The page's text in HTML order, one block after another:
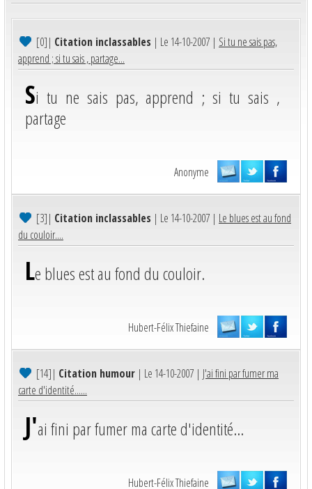
[0]| Citation inclassables | Le 14-10-2007 | Si tu ne sais pas,
apprend ; si tu sais , partage...
Si tu ne sais pas, apprend ; si tu sais ,
partage
Anonyme
[3]| Citation inclassables | Le 14-10-2007 | Le blues est au fond
du couloir....
Le blues est au fond du couloir.
Hubert-Félix Thiefaine
[14]| Citation humour | Le 14-10-2007 | J'ai fini par fumer ma
carte d'identité......
J'ai fini par fumer ma carte d'identité...
Hubert-Félix Thiefaine